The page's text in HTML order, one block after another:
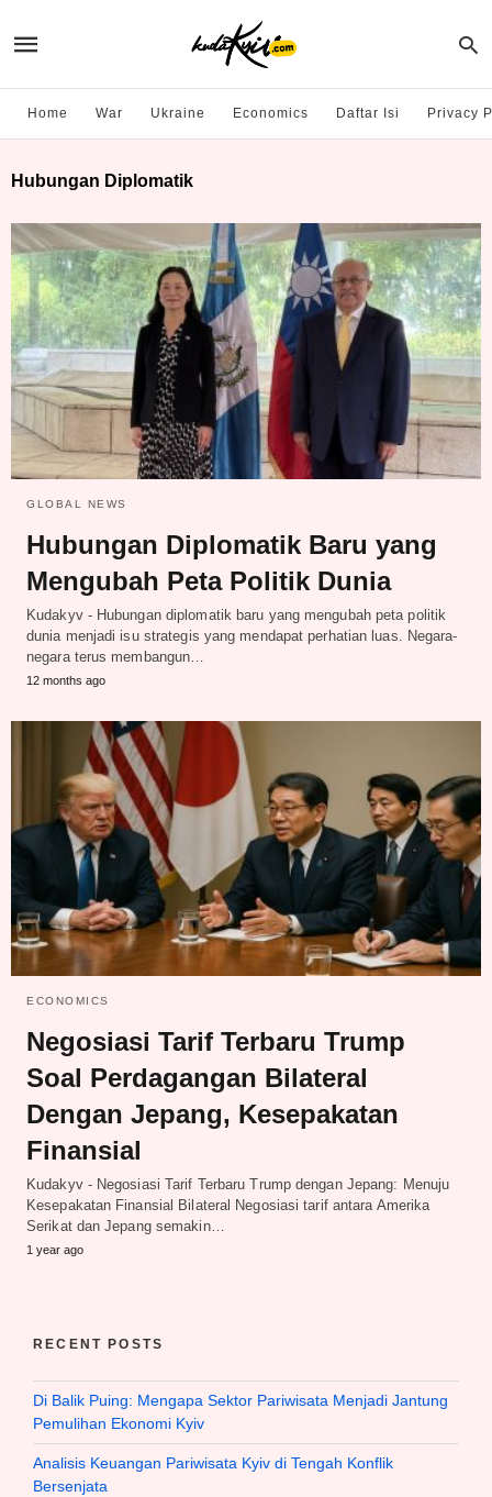
Home War Ukraine Economics Daftar Isi Privacy
Hubungan Diplomatik
GLOBAL NEWS
Hubungan Diplomatik Baru yang
Mengubah Peta Politik Dunia
Kudakyv - Hubungan diplomatik baru yang mengubah peta politik
dunia menjadi isu strategis yang mendapat perhatian luas. Negara-
negara terus membangun…
12 months ago
ECONOMICS
Negosiasi Tarif Terbaru Trump
Soal Perdagangan Bilateral
Dengan Jepang, Kesepakatan
Finansial
Kudakyv - Negosiasi Tarif Terbaru Trump dengan Jepang: Menuju
Kesepakatan Finansial Bilateral Negosiasi tarif antara Amerika
Serikat dan Jepang semakin…
1 year ago
RECENT POSTS
Di Balik Puing: Mengapa Sektor Pariwisata Menjadi Jantung
Pemulihan Ekonomi Kyiv
Analisis Keuangan Pariwisata Kyiv di Tengah Konflik
Bersenjata